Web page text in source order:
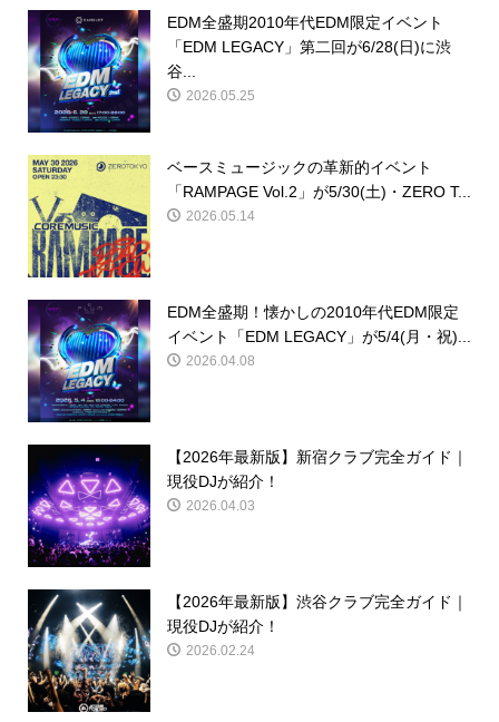
EDM全盛期2010年代EDM限定イベント
「EDM LEGACY」第二回が6/28(日)に渋
谷...
2026.05.25
ベースミュージックの革新的イベント
「RAMPAGE Vol.2」が5/30(土)・ZERO T...
2026.05.14
EDM全盛期！懐かしの2010年代EDM限定
イベント「EDM LEGACY」が5/4(月・祝)...
2026.04.08
【2026年最新版】新宿クラブ完全ガイド｜
現役DJが紹介！
2026.04.03
【2026年最新版】渋谷クラブ完全ガイド｜
現役DJが紹介！
2026.02.24